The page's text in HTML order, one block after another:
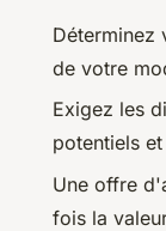
Déterminez
de votre
Exigez les
potentiels
Une offre
fois la